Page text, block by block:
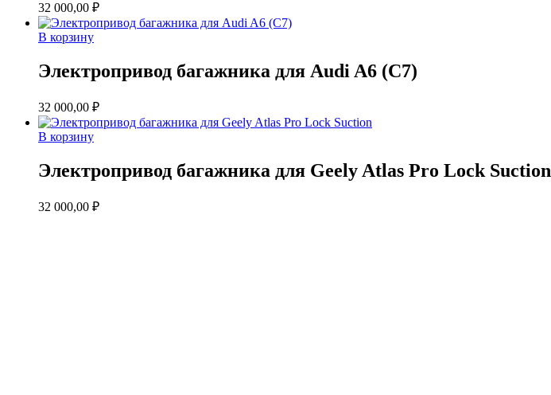
32 000,00 ₽
В корзину
Электропривод багажника для Audi A6 (С7)
32 000,00 ₽
В корзину
Электропривод багажника для Geely Atlas Pro Lock Suction
32 000,00 ₽